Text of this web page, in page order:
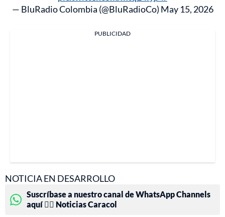
— BluRadio Colombia (@BluRadioCo) May 15, 2026
PUBLICIDAD
NOTICIA EN DESARROLLO
Suscríbase a nuestro canal de WhatsApp Channels
aquí 👉🏻 Noticias Caracol